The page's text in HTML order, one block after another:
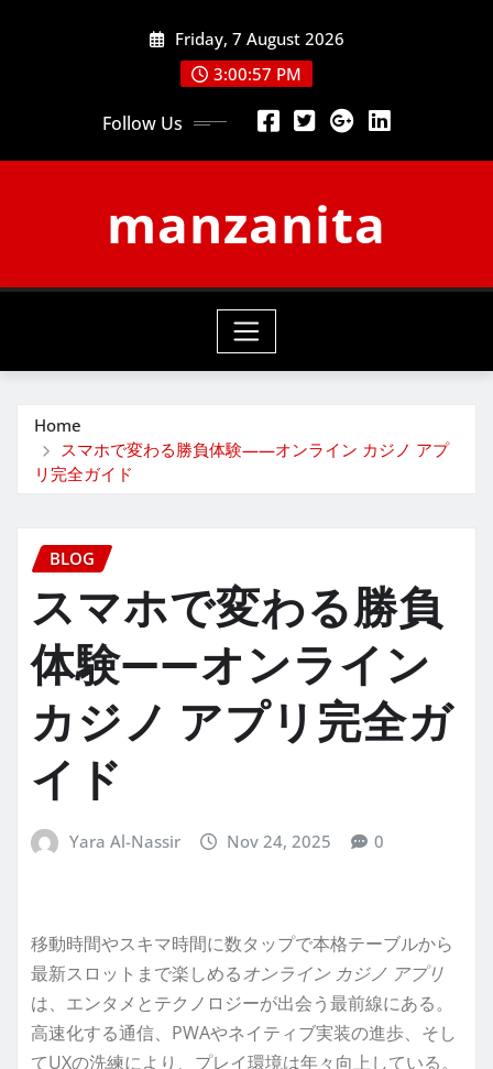
Friday, 7 August 2026
3:00:58 PM
Follow Us
manzanita
Home
スマホで変わる勝負体験——オンライン カジノ アプ
リ完全ガイド
BLOG
スマホで変わる勝負
体験——オンライン
カジノ アプリ完全ガ
イド
Yara Al-Nassir Nov 24, 2025 0
移動時間やスキマ時間に数タップで本格テーブルから
最新スロットまで楽しめるオンライン カジノ アプリ
は、エンタメとテクノロジーが出会う最前線にある。
高速化する通信、PWAやネイティブ実装の進歩、そし
てUXの洗練により、プレイ環境は年々向上している。